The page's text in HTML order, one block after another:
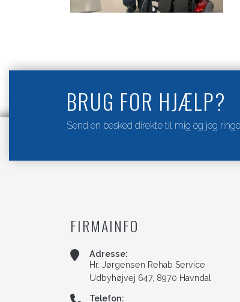
BRUG FOR HJÆLP?
Send en besked direkte til mig og jeg
FIRMAINFO
Adresse:
Hr. Jørgensen Rehab Service
Udbyhøjvej 647, 8970 Havndal
Telefon: